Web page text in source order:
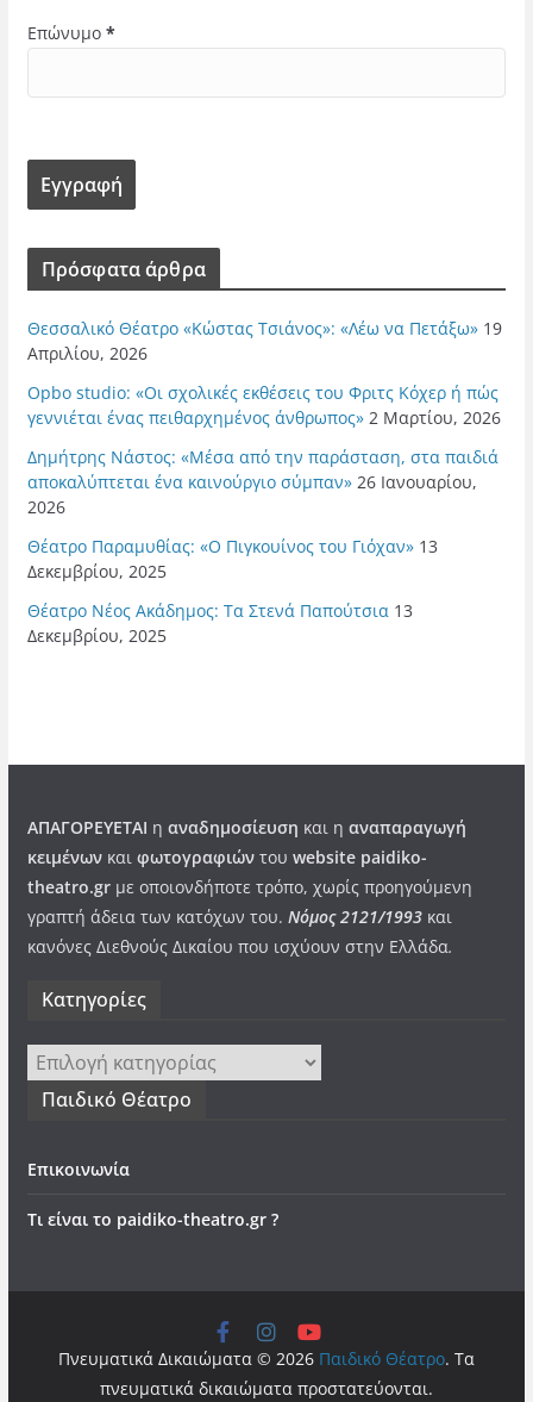
Επώνυμο *
Πρόσφατα άρθρα
Θεσσαλικό Θέατρο «Κώστας Τσιάνος»: «Λέω να Πετάξω» 19
Απριλίου, 2026
Opbo studio: «Οι σχολικές εκθέσεις του Φριτς Κόχερ ή πώς
γεννιέται ένας πειθαρχημένος άνθρωπος» 2 Μαρτίου, 2026
Δημήτρης Νάστος: «Μέσα από την παράσταση, στα παιδιά
αποκαλύπτεται ένα καινούργιο σύμπαν» 26 Ιανουαρίου,
2026
Θέατρο Παραμυθίας: «Ο Πιγκουίνος του Γιόχαν» 13
Δεκεμβρίου, 2025
Θέατρο Νέος Ακάδημος: Τα Στενά Παπούτσια 13
Δεκεμβρίου, 2025
ΑΠΑΓΟΡΕΥΕΤΑΙ η αναδημοσίευση και η αναπαραγωγή
κειμένωνκαι φωτογραφιώντου website paidiko-
theatro.grμε οποιονδήποτε τρόπο, χωρίς προηγούμενη
γραπτή άδεια των κατόχων του. Νόμος 2121/1993και
κανόνες Διεθνούς Δικαίου που ισχύουν στην Ελλάδα.
Kατηγορίες
Kατηγορίες
Παιδικό Θέατρο
Επικοινωνία
Τι είναι το paidiko-theatro.gr ?
Πνευματικά Δικαιώματα © 2026 Παιδικό Θέατρο. Τα
πνευματικά δικαιώματα προστατεύονται.